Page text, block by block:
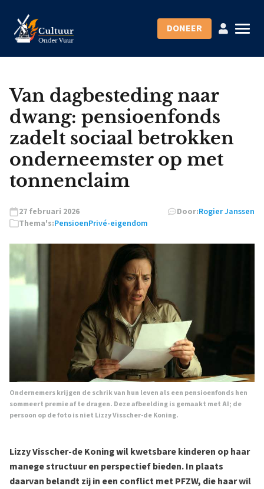
DONEER
Van dagbesteding naar
dwang: pensioenfonds
zadelt sociaal betrokken
onderneemster op met
tonnenclaim
27 februari 2026 Door:Rogier Janssen
Thema's:PensioenPrivé-eigendom
Ondernemers krijgen de schrik van hun leven als een pensioenfonds hen
sommeert premie af te dragen. Deze afbeelding is gemaakt met AI; de
persoon op de foto is niet Lizzy Visscher-de Koning.
Lizzy Visscher-de Koning wil kwetsbare kinderen op haar
manege structuur en perspectief bieden. In plaats
daarvan belandt zij in een conflict met PFZW, die haar wil